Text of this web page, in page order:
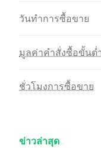
วันทำการซื้อขาย
มูลค่าคำสั่งซื้อขั้นต่
ชั่วโมงการซื้อขาย
ข่าวล่าสุด